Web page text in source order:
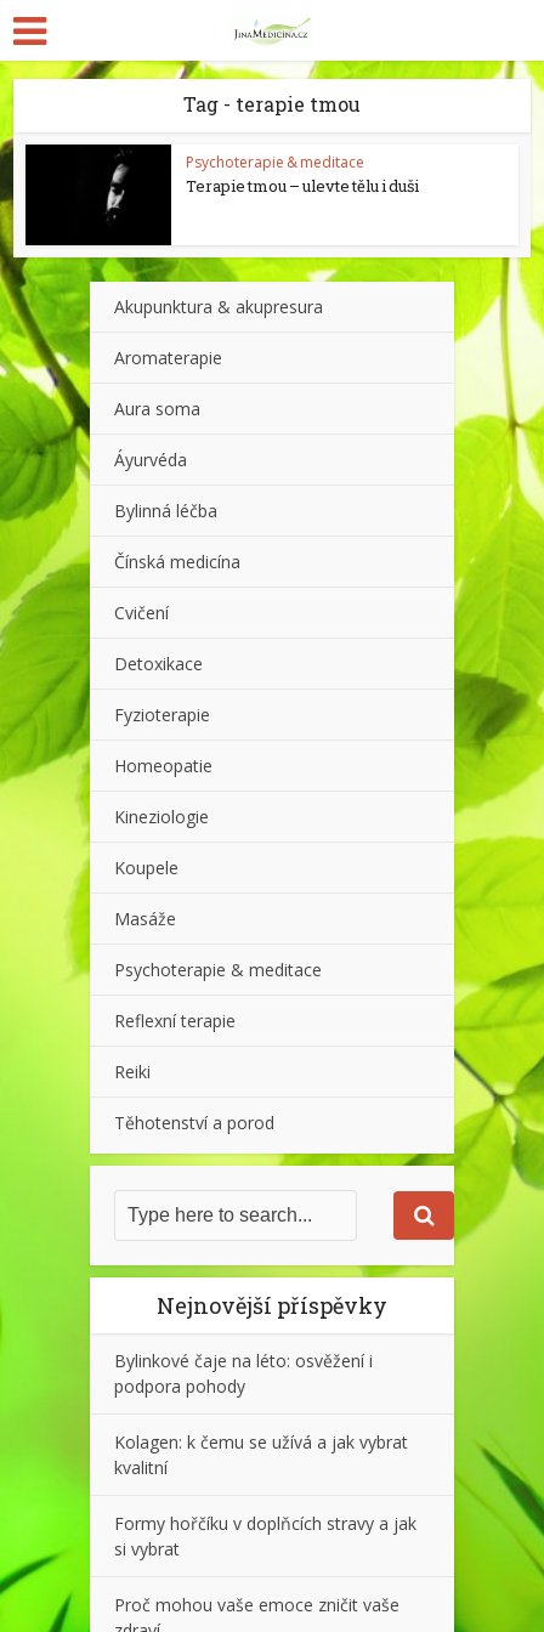
Tag - terapie tmou
Psychoterapie & meditace
Terapie tmou – ulevte tělu i duši
Akupunktura & akupresura
Aromaterapie
Aura soma
Áyurvéda
Bylinná léčba
Čínská medicína
Cvičení
Detoxikace
Fyzioterapie
Homeopatie
Kineziologie
Koupele
Masáže
Psychoterapie & meditace
Reflexní terapie
Reiki
Těhotenství a porod
Nejnovější příspěvky
Bylinkové čaje na léto: osvěžení i
podpora pohody
Kolagen: k čemu se užívá a jak vybrat
kvalitní
Formy hořčíku v doplňcích stravy a jak
si vybrat
Proč mohou vaše emoce zničit vaše